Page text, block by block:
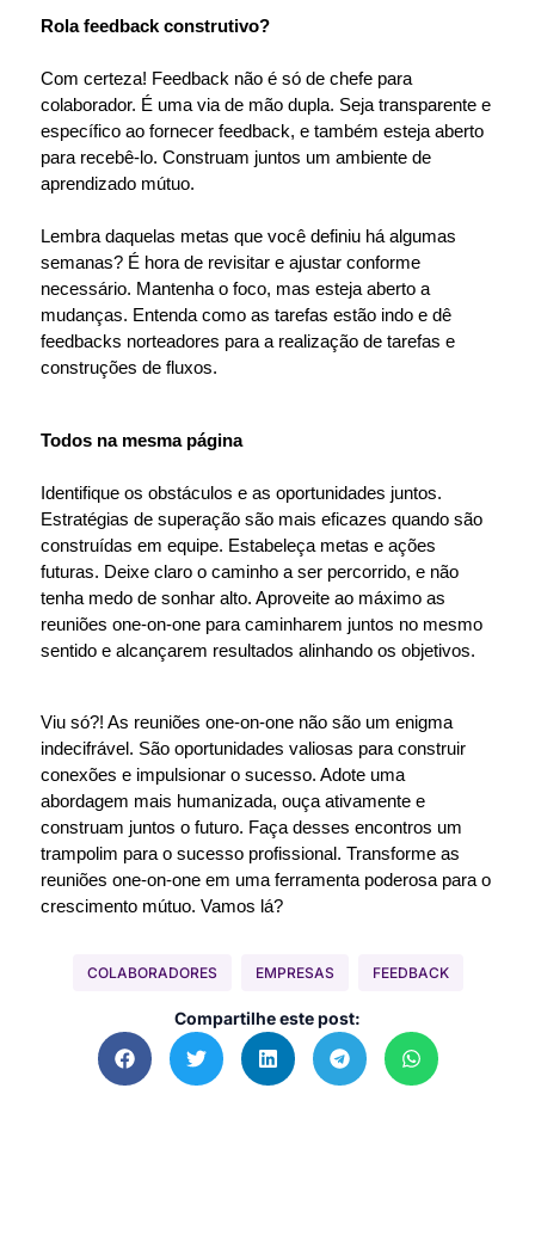
Rola feedback construtivo?
Com certeza! Feedback não é só de chefe para
colaborador. É uma via de mão dupla. Seja transparente e
específico ao fornecer feedback, e também esteja aberto
para recebê-lo. Construam juntos um ambiente de
aprendizado mútuo.
Lembra daquelas metas que você definiu há algumas
semanas? É hora de revisitar e ajustar conforme
necessário. Mantenha o foco, mas esteja aberto a
mudanças. Entenda como as tarefas estão indo e dê
feedbacks norteadores para a realização de tarefas e
construções de fluxos.
Todos na mesma página
Identifique os obstáculos e as oportunidades juntos.
Estratégias de superação são mais eficazes quando são
construídas em equipe. Estabeleça metas e ações
futuras. Deixe claro o caminho a ser percorrido, e não
tenha medo de sonhar alto. Aproveite ao máximo as
reuniões one-on-one para caminharem juntos no mesmo
sentido e alcançarem resultados alinhando os objetivos.
Viu só?! As reuniões one-on-one não são um enigma
indecifrável. São oportunidades valiosas para construir
conexões e impulsionar o sucesso. Adote uma
abordagem mais humanizada, ouça ativamente e
construam juntos o futuro. Faça desses encontros um
trampolim para o sucesso profissional. Transforme as
reuniões one-on-one em uma ferramenta poderosa para o
crescimento mútuo. Vamos lá?
COLABORADORES EMPRESAS FEEDBACK
Compartilhe este post: